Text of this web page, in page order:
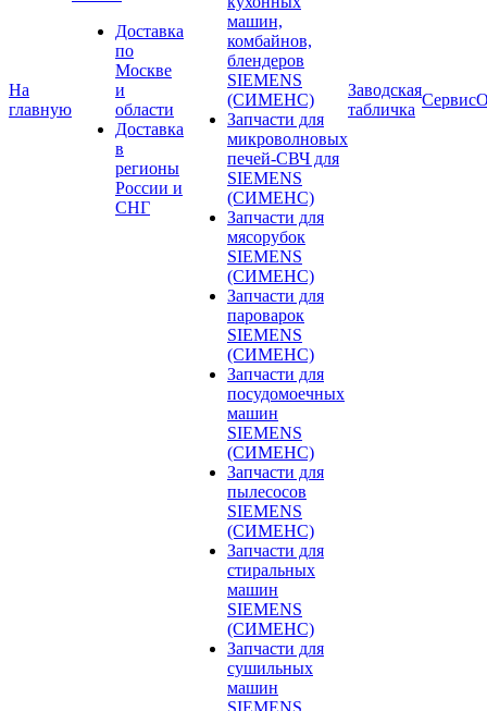
На
главную
Доставка
по
Москве
и
области
Доставка
в
регионы
России и
СНГ
машин,
комбайнов,
блендеров
SIEMENS
(СИМЕНС)
Запчасти для
микроволновых
печей-СВЧ для
SIEMENS
(СИМЕНС)
Запчасти для
мясорубок
SIEMENS
(СИМЕНС)
Запчасти для
пароварок
SIEMENS
(СИМЕНС)
Запчасти для
посудомоечных
машин
SIEMENS
(СИМЕНС)
Запчасти для
пылесосов
SIEMENS
(СИМЕНС)
Запчасти для
стиральных
машин
SIEMENS
(СИМЕНС)
Запчасти для
сушильных
машин
SIEMENS
Заводская
табличка
Сервис